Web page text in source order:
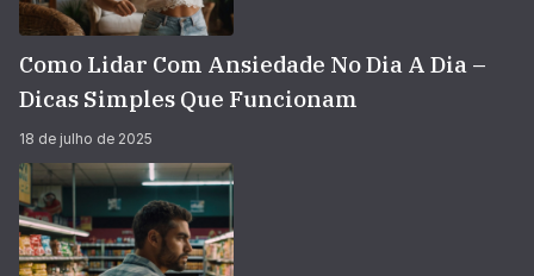
Como Lidar Com Ansiedade No Dia A Dia –
Dicas Simples Que Funcionam
18 de julho de 2025